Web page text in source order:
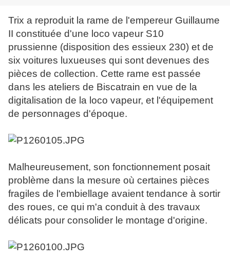
Trix a reproduit la rame de l'empereur Guillaume
II constituée d'une loco vapeur S10
prussienne (disposition des essieux 230) et de
six voitures luxueuses qui sont devenues des
pièces de collection. Cette rame est passée
dans les ateliers de Biscatrain en vue de la
digitalisation de la loco vapeur, et l'équipement
de personnages d'époque.
Malheureusement, son fonctionnement posait
problème dans la mesure où certaines pièces
fragiles de l'embiellage avaient tendance à sortir
des roues, ce qui m'a conduit à des travaux
délicats pour consolider le montage d'origine.